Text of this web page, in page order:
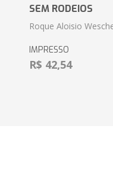
SEM RODEIOS
Roque Aloisio
IMPRESSO
R$ 42,54